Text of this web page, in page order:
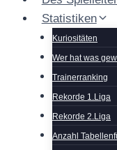
Statistiken
Kuriositäten
Wer hat was
Trainerranking
Rekorde 1.Liga
Rekorde 2.Liga
Anzahl